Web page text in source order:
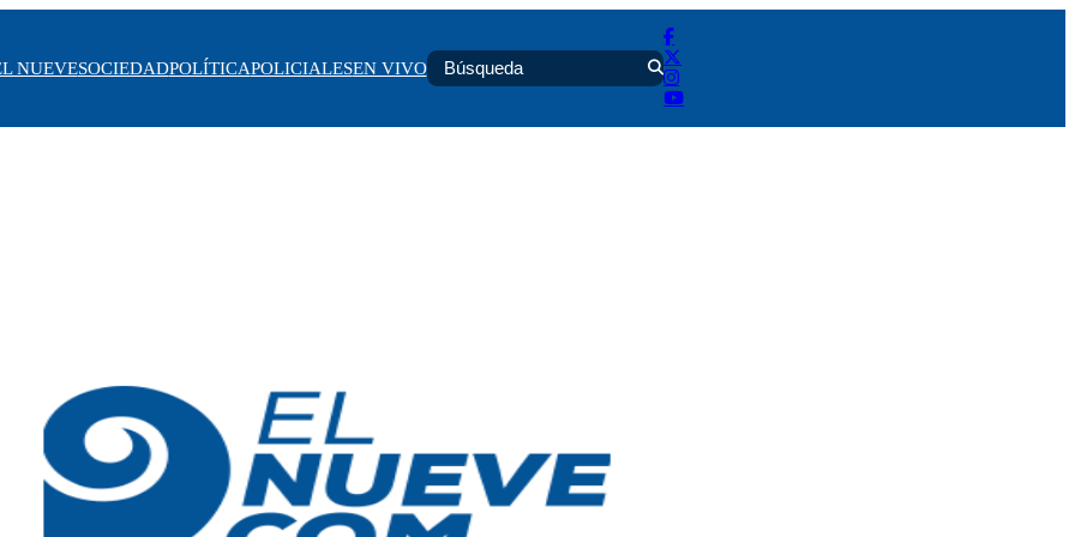
NUEVESOCIEDADPOLÍTICAPOLICIALESEN VIVO